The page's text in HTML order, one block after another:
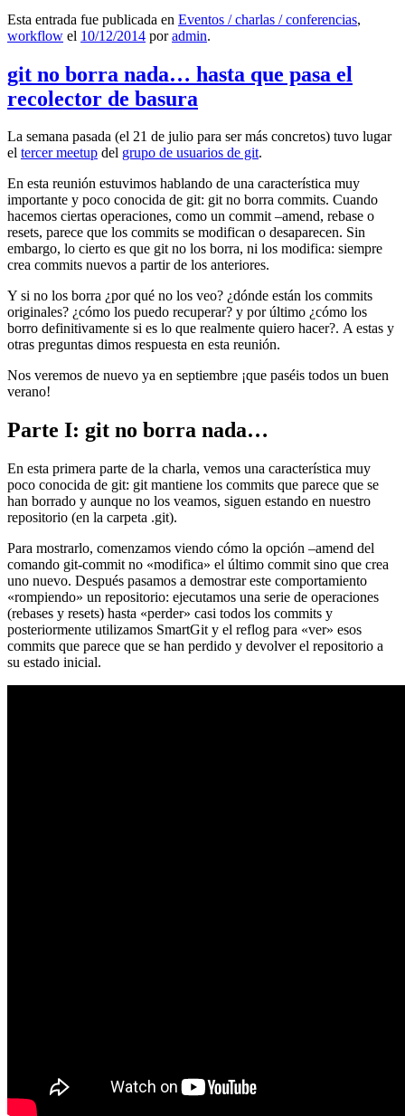
Esta entrada fue publicada en Eventos / charlas / conferencias,
workflow el 10/12/2014 poradmin.
git no borra nada… hasta que pasa el
recolector de basura
La semana pasada (el 21 de julio para ser más concretos) tuvo lugar
el tercer meetup del grupo de usuarios de git.
En esta reunión estuvimos hablando de una característica muy
importante y poco conocida de git: git no borra commits. Cuando
hacemos ciertas operaciones, como un commit –amend, rebase o
resets, parece que los commits se modifican o desaparecen. Sin
embargo, lo cierto es que git no los borra, ni los modifica: siempre
crea commits nuevos a partir de los anteriores.
Y si no los borra ¿por qué no los veo? ¿dónde están los commits
originales? ¿cómo los puedo recuperar? y por último ¿cómo los
borro definitivamente si es lo que realmente quiero hacer?. A estas y
otras preguntas dimos respuesta en esta reunión.
Nos veremos de nuevo ya en septiembre ¡que paséis todos un buen
verano!
Parte I: git no borra nada…
En esta primera parte de la charla, vemos una característica muy
poco conocida de git: git mantiene los commits que parece que se
han borrado y aunque no los veamos, siguen estando en nuestro
repositorio (en la carpeta .git).
Para mostrarlo, comenzamos viendo cómo la opción –amend del
comando git-commit no «modifica» el último commit sino que crea
uno nuevo. Después pasamos a demostrar este comportamiento
«rompiendo» un repositorio: ejecutamos una serie de operaciones
(rebases y resets) hasta «perder» casi todos los commits y
posteriormente utilizamos SmartGit y el reflog para «ver» esos
commits que parece que se han perdido y devolver el repositorio a
su estado inicial.